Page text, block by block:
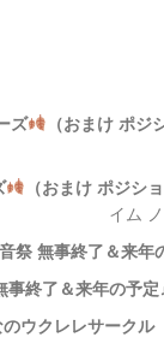
ズ （おまけ ポジ
（おまけ ポジシ
イム
祭 無事終了＆来年
事終了＆来年の予定
のウクレレサーク